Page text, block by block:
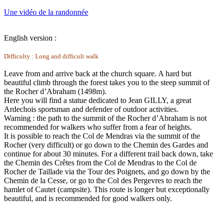
Une vidéo de la randonnée
English version :
Difficulty : Long and difficult walk
Leave from and arrive back at the church square. A hard but
beautiful climb through the forest takes you to the steep summit of
the Rocher d’Abraham (1498m).
Here you will find a statue dedicated to Jean GILLY, a great
Ardechois sportsman and defender of outdoor activities.
Warning : the path to the summit of the Rocher d’Abraham is not
recommended for walkers who suffer from a fear of heights.
It is possible to reach the Col de Mendras via the summit of the
Rocher (very difficult) or go down to the Chemin des Gardes and
continue for about 30 minutes. For a different trail back down, take
the Chemin des Crêtes from the Col de Mendras to the Col de
Rocher de Taillade via the Tour des Poignets, and go down by the
Chemin de la Cesse, or go to the Col des Pergevres to reach the
hamlet of Cautet (campsite). This route is longer but exceptionally
beautiful, and is recommended for good walkers only.